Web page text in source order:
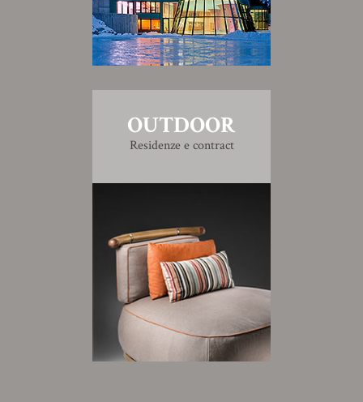
OUTDOOR
Residenze e contract